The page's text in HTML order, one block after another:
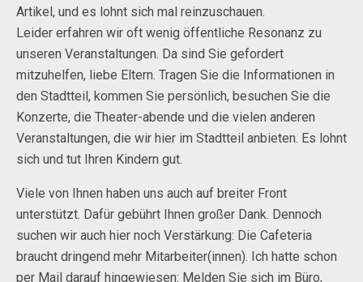
Artikel, und es lohnt sich mal reinzuschauen.
Leider erfahren wir oft wenig öffentliche Resonanz zu
unseren Veranstaltungen. Da sind Sie gefordert
mitzuhelfen, liebe Eltern. Tragen Sie die Informationen in
den Stadtteil, kommen Sie persönlich, besuchen Sie die
Konzerte, die Theater-abende und die vielen anderen
Veranstaltungen, die wir hier im Stadtteil anbieten. Es lohnt
sich und tut Ihren Kindern gut.
Viele von Ihnen haben uns auch auf breiter Front
unterstützt. Dafür gebührt Ihnen großer Dank. Dennoch
suchen wir auch hier noch Verstärkung: Die Cafeteria
braucht dringend mehr Mitarbeiter(innen). Ich hatte schon
per Mail darauf hingewiesen: Melden Sie sich im Büro,